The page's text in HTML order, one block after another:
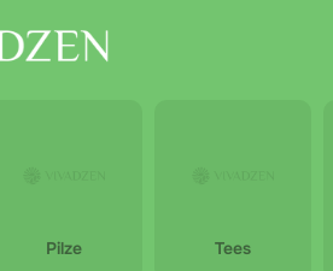
Pilze Tees